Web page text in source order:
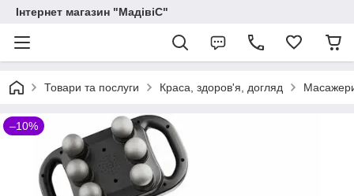
Інтернет магазин "МадівіС"
Товари та послуги Краса, здоров'я, догляд
–10%